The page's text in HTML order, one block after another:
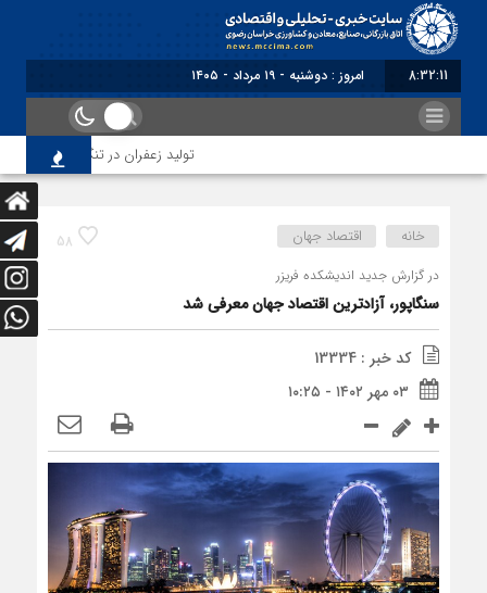
8:32:12 امروز : دوشنبه - ۱۹ مرداد - ۱۴۰۵
تولید زعفران در تنگنای مقررات
58 خانه اقتصاد جهان
در گزارش جدید اندیشکده فریزر
سنگاپور، آزادترین اقتصاد جهان معرفی شد
کد خبر : 13334
۰۳ مهر ۱۴۰۲ - ۱۰:۲۵